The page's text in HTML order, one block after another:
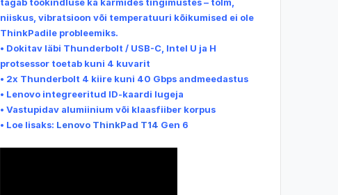
niiskus, vibratsioon või temperatuuri kõikumised ei ole
ThinkPadile probleemiks.
• Dokitav läbi Thunderbolt / USB-C, Intel U ja H
protsessor toetab kuni 4 kuvarit
• 2x Thunderbolt 4 kiire kuni 40 Gbps andmeedastus
• Lenovo integreeritud ID-kaardi lugeja
• Vastupidav alumiinium või klaasfiiber korpus
• Loe lisaks: Lenovo ThinkPad T14 Gen 6